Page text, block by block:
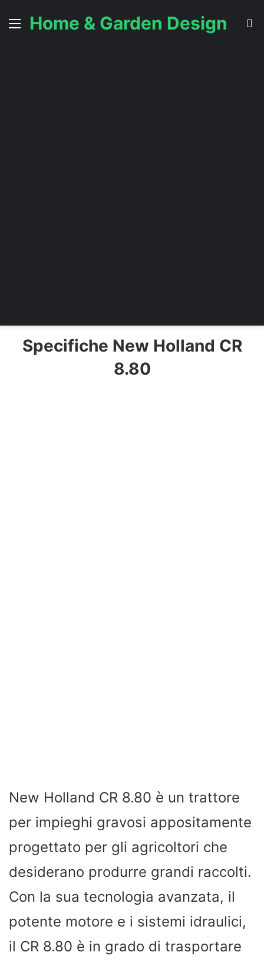
Menu
Home & Garden Design
Specifiche New Holland CR
8.80
New Holland CR 8.80 è un trattore
per impieghi gravosi appositamente
progettato per gli agricoltori che
desiderano produrre grandi raccolti.
Con la sua tecnologia avanzata, il
potente motore e i sistemi idraulici,
il CR 8.80 è in grado di trasportare